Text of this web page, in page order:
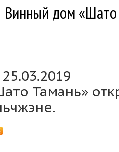
Винный дом
Тамань»